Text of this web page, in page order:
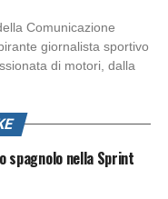
Comunicazione
giornalista sportivo
di motori, dalla
spagnolo nella Sprint